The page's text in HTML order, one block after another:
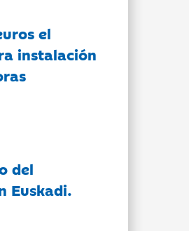
el
instalación
del
Euskadi.